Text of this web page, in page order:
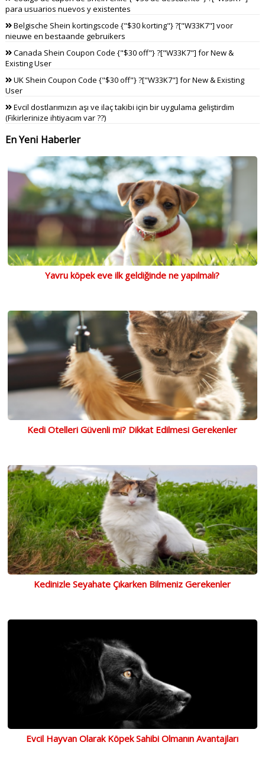
para usuarios nuevos y existentes
Belgische Shein kortingscode {"$30 korting"} ?["W33K7"] voor
nieuwe en bestaande gebruikers
Canada Shein Coupon Code {"$30 off"} ?["W33K7"] for New &
Existing User
UK Shein Coupon Code {"$30 off"} ?["W33K7"] for New & Existing
User
Evcil dostlarımızın aşı ve ilaç takibi için bir uygulama geliştirdim
(Fikirlerinize ihtiyacım var ??)
En Yeni Haberler
Yavru köpek eve ilk geldiğinde ne yapılmalı?
Kedi Otelleri Güvenli mi? Dikkat Edilmesi Gerekenler
Kedinizle Seyahate Çıkarken Bilmeniz Gerekenler
Evcil Hayvan Olarak Köpek Sahibi Olmanın Avantajları